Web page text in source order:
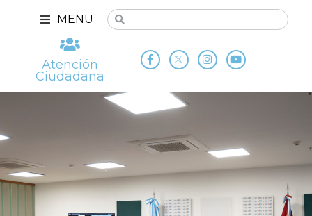
MENU
Atención
Ciudadana